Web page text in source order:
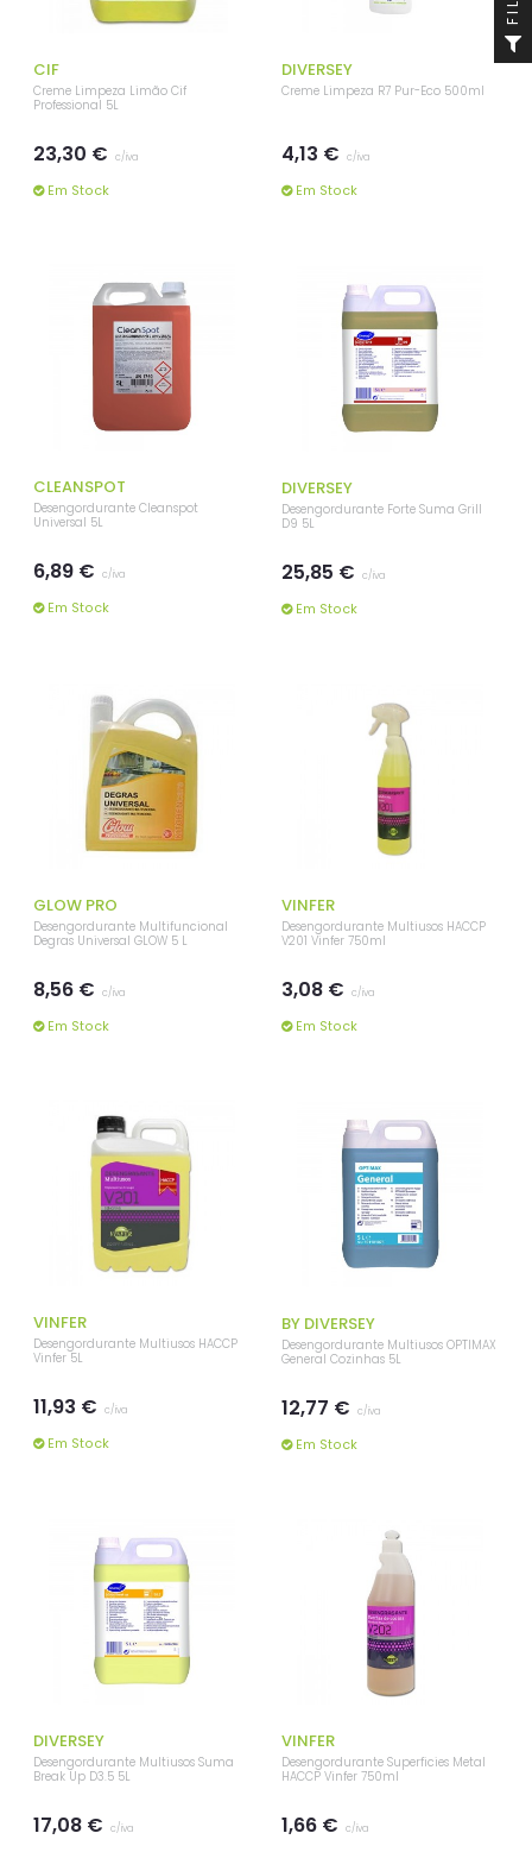
CIF
Creme Limpeza Limão Cif
Professional 5L
23,30 € c/iva
Em Stock
DIVERSEY
Creme Limpeza R7 Pur-Eco 500ml
4,13 € c/iva
Em Stock
CLEANSPOT
Desengordurante Cleanspot
Universal 5L
6,89 € c/iva
Em Stock
DIVERSEY
Desengordurante Forte Suma Grill
D9 5L
25,85 € c/iva
Em Stock
GLOW PRO
Desengordurante Multifuncional
Degras Universal GLOW 5 L
8,56 € c/iva
Em Stock
VINFER
Desengordurante Multiusos HACCP
V201 Vinfer 750ml
3,08 € c/iva
Em Stock
VINFER
Desengordurante Multiusos HACCP
Vinfer 5L
11,93 € c/iva
Em Stock
BY DIVERSEY
Desengordurante Multiusos OPTIMAX
General Cozinhas 5L
12,77 € c/iva
Em Stock
DIVERSEY
Desengordurante Multiusos Suma
Break Up D3.5 5L
17,08 € c/iva
VINFER
Desengordurante Superficies Metal
HACCP Vinfer 750ml
1,66 € c/iva